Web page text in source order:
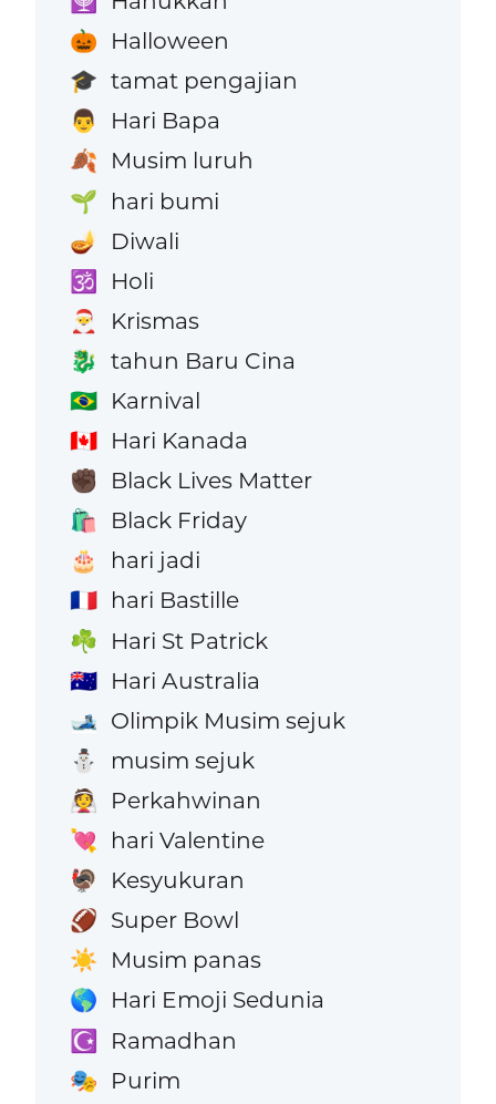
🎃 Halloween
🎓 tamat pengajian
👨 Hari Bapa
🍂 Musim luruh
🌱 hari bumi
🪔 Diwali
🕉️ Holi
🎅 Krismas
🐉 tahun Baru Cina
🇧🇷 Karnival
🇨🇦 Hari Kanada
✊🏿 Black Lives Matter
🛍️ Black Friday
🎂 hari jadi
🇫🇷 hari Bastille
☘️ Hari St Patrick
🇦🇺 Hari Australia
🎿 Olimpik Musim sejuk
⛄ musim sejuk
👰 Perkahwinan
💘 hari Valentine
🦃 Kesyukuran
🏈 Super Bowl
☀️ Musim panas
🌎 Hari Emoji Sedunia
☪️ Ramadhan
🎭 Purim